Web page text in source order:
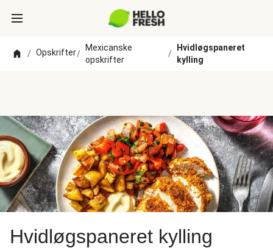
/ Opskrifter/
Mexicanske
opskrifter
/
Hvidløgspaneret
kylling
Hvidløgspaneret kylling